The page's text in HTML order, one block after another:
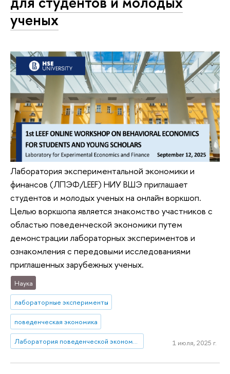
ученых
Лаборатория экспериментальной экономики и
финансов (ЛПЭФ/LEEF) НИУ ВШЭ приглашает
студентов и молодых ученых на онлайн воркшоп.
Целью воркшопа является знакомство участников с
областью поведенческой экономики путем
демонстрации лабораторных экспериментов и
ознакомления с передовыми исследованиями
приглашенных зарубежных ученых.
Наука
лабораторные эксперименты
поведенческая экономика
Лаборатория поведенческой экономики и финансов 1 июля, 2025 г.